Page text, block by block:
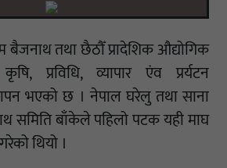
बैजनाथ तथा छैठौँ प्रादेशिक औद्योगिक
प्रविधि, व्यापार एंव प्रर्यटन
भएको छ । नेपाल घरेलु तथा साना
समिति बाँकेले पहिलो पटक यही माघ
थियो ।